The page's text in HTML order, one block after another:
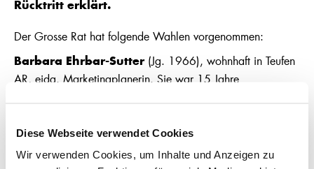
Diese Webseite verwendet Cookies
Wir verwenden Cookies, um Inhalte und Anzeigen zu
Rücktritt erklärt.
Der Grosse Rat hat folgende Wahlen vorgenommen:
Barbara Ehrbar-Sutter(Jg. 1966), wohnhaft in Teufen
AR, eidg. Marketingplanerin. Sie war 15 Jahre
der Breitenmoser Fleischspezialitäten AG. Barbara Ehrbar-
Vorstandsmitglied der HIKA AI sowie des Gewerbevereins